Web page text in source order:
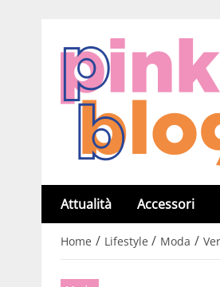
Attualità Accessori
Home / Lifestyle / Moda /